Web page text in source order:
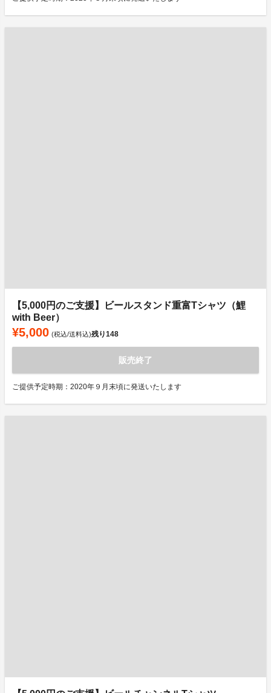
【5,000円のご支援】ビールスタンド重富Tシャツ（鯉
with Beer）
¥5,000 (税込/送料込)残り148
販売終了
ご提供予定時期：2020年９月末頃に発送いたします